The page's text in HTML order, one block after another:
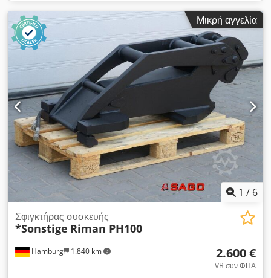
Μικρή αγγελία
1 / 6
Hamburg 1.840 km
Σφιγκτήρας συσκευής
*Sonstige Riman PH100
2.600 €
VB συν ΦΠΑ